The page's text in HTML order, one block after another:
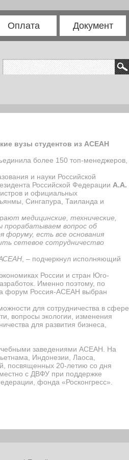
Оплата Документ
вузы студентов из АСЕАН
более 150 топ-менеджеров,
и науки Российской
Российской Федерации А.А.
и официальных
Сингапура, Таиланда и
медицинские, технические,
прорабатываем вопрос об
форуму, есть все основания
сетевое сотрудничество
, – подчеркнул исполняющий
России и стран Юго-
Именно поэтому, по
а форум Россия-АСЕАН выбран
для сотрудничества в сфере
вопросы экологии, изменения
для развития бизнеса,
заведениями АСЕАН. На
Индонезии, Лаоса,
посвященных 20-летию со дня
с ДВФУ при поддержке
фонда «Росконгресс».